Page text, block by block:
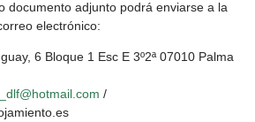
documento adjunto podrá enviarse a la
electrónico:
6 Bloque 1 Esc E 3º2ª 07010 Palma
/